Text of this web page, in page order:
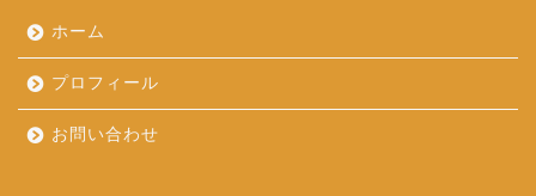
ホーム
プロフィール
お問い合わせ